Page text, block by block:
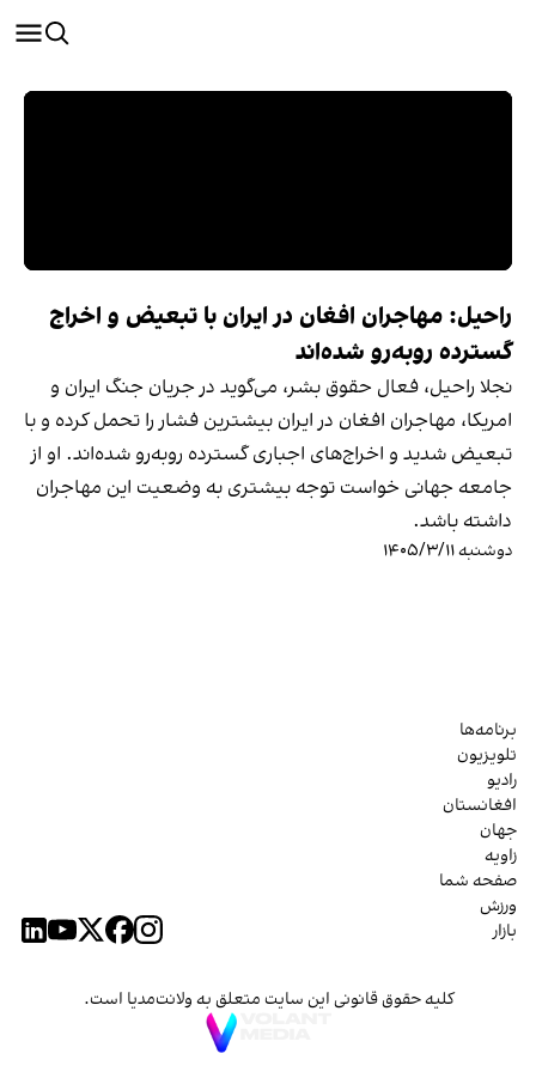
راحیل: مهاجران افغان در ایران با تبعیض و اخراج
گسترده روبه‌رو شده‌اند
نجلا راحیل، فعال حقوق‌ بشر، می‌گوید در جریان جنگ ایران و
امریکا، مهاجران افغان در ایران بیشترین فشار را تحمل کرده و با
تبعیض شدید و اخراج‌های اجباری گسترده روبه‌رو شده‌اند. او از
جامعه جهانی خواست توجه بیشتری به وضعیت این مهاجران
داشته باشد.
دوشنبه ۱۴۰۵/۳/۱۱
برنامه‌ها
تلویزیون
رادیو
افغانستان
جهان
زاویه
صفحه شما
ورزش
بازار
کلیه حقوق قانونی این سایت متعلق به ولانت‌مدیا است.